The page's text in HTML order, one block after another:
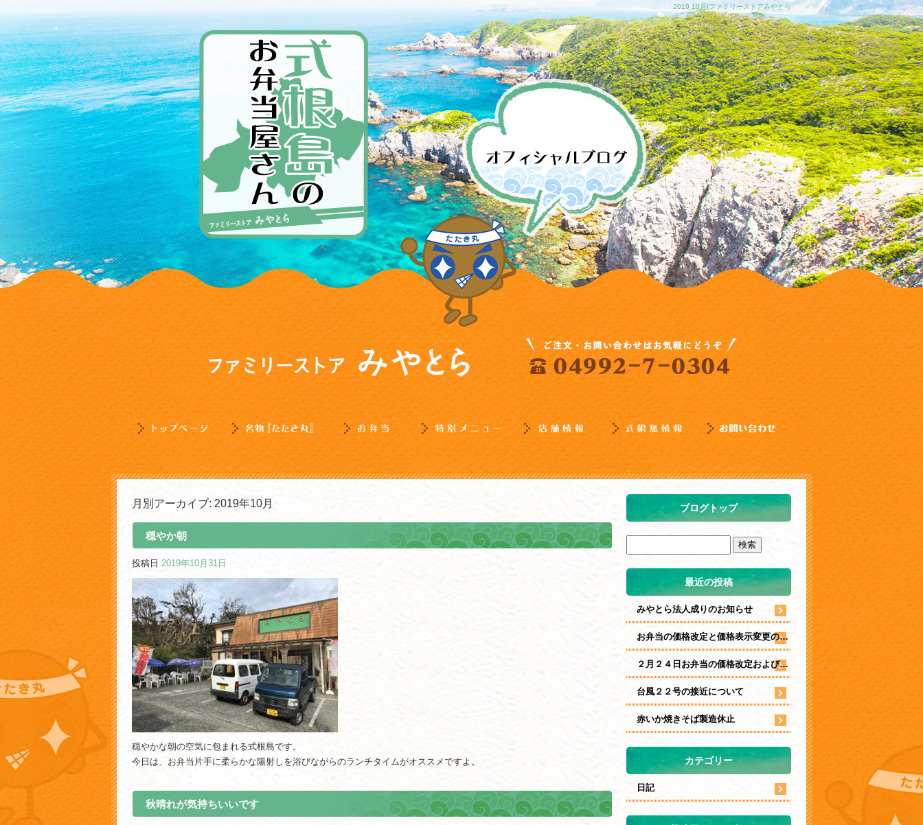
2019 10月|ファミリーストアみやとら
月別アーカイブ: 2019年10月
穏やか朝
投稿日 2019年10月31日
穏やかな朝の空気に包まれる式根島です。
今日は、お弁当片手に柔らかな陽射しを浴びながらのランチタイムがオススメですよ。
秋晴れが気持ちいいです
ブログトップ
最近の投稿
みやとら法人成りのお知らせ
お弁当の価格改定と価格表示変更のお知らせ
２月２４日お弁当の価格改定および表示について
台風２２号の接近について
赤いか焼きそば製造休止
カテゴリー
日記